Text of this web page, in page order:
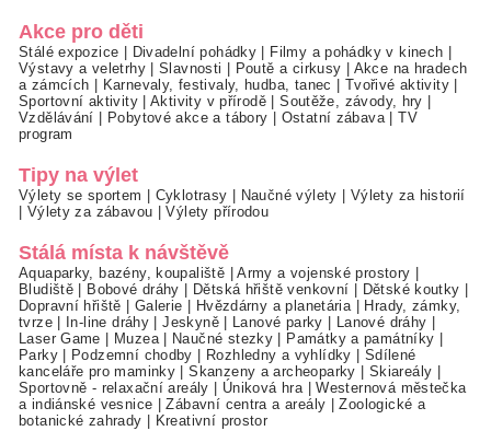
Akce pro děti
Stálé expozice Divadelní pohádky Filmy a pohádky v kinech
Výstavy a veletrhy|Slavnosti Poutě a cirkusy
Akce na hradech
a zámcích
Karnevaly, festivaly, hudba, tanec Tvořivé aktivity
Sportovní aktivity|Aktivity v přírodě |Soutěže, závody, hry
Vzdělávání
Pobytové akce a tábory Ostatní zábava|TV
program
Tipy na výlet
Výlety se sportem Cyklotrasy Naučné výlety
Výlety za historií
Výlety za zábavou |Výlety přírodou
Stálá místa k návštěvě
Aquaparky, bazény, koupaliště |Army a vojenské prostory
Bludiště
Bobové dráhy Dětská hřiště venkovní Dětské koutky
Dopravní hřiště
Galerie Hvězdárny a planetária|
Hrady, zámky,
tvrze| In-line dráhy |Jeskyně| Lanové parky Lanové dráhy
Laser Game
Muzea| Naučné stezky Památky a památníky
Parky| Podzemní chodby Rozhledny a vyhlídky
Sdílené
kanceláře pro maminky |Skanzeny a archeoparky Skiareály
Sportovně - relaxační areály
Úniková hra|Westernová městečka
a indiánské vesnice |Zábavní centra a areály |Zoologické a
botanické zahrady
Kreativní prostor